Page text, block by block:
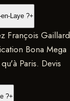
Laye ?+
François Gaillard
Bona Mega
Paris. Devis
?+